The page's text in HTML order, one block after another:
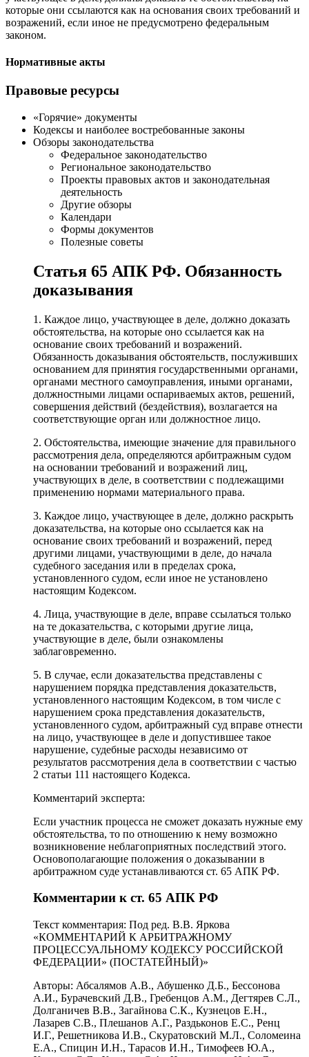
которые они ссылаются как на основания своих требований и
возражений, если иное не предусмотрено федеральным
законом.
Нормативные акты
Правовые ресурсы
«Горячие» документы
Кодексы и наиболее востребованные законы
Обзоры законодательства
Федеральное законодательство
Региональное законодательство
Проекты правовых актов и законодательная
деятельность
Другие обзоры
Календари
Формы документов
Полезные советы
Статья 65 АПК РФ. Обязанность
доказывания
1. Каждое лицо, участвующее в деле, должно доказать
обстоятельства, на которые оно ссылается как на
основание своих требований и возражений.
Обязанность доказывания обстоятельств, послуживших
основанием для принятия государственными органами,
органами местного самоуправления, иными органами,
должностными лицами оспариваемых актов, решений,
совершения действий (бездействия), возлагается на
соответствующие орган или должностное лицо.
2. Обстоятельства, имеющие значение для правильного
рассмотрения дела, определяются арбитражным судом
на основании требований и возражений лиц,
участвующих в деле, в соответствии с подлежащими
применению нормами материального права.
3. Каждое лицо, участвующее в деле, должно раскрыть
доказательства, на которые оно ссылается как на
основание своих требований и возражений, перед
другими лицами, участвующими в деле, до начала
судебного заседания или в пределах срока,
установленного судом, если иное не установлено
настоящим Кодексом.
4. Лица, участвующие в деле, вправе ссылаться только
на те доказательства, с которыми другие лица,
участвующие в деле, были ознакомлены
заблаговременно.
5. В случае, если доказательства представлены с
нарушением порядка представления доказательств,
установленного настоящим Кодексом, в том числе с
нарушением срока представления доказательств,
установленного судом, арбитражный суд вправе отнести
на лицо, участвующее в деле и допустившее такое
нарушение, судебные расходы независимо от
результатов рассмотрения дела в соответствии с частью
2 статьи 111 настоящего Кодекса.
Комментарий эксперта:
Если участник процесса не сможет доказать нужные ему
обстоятельства, то по отношению к нему возможно
возникновение неблагоприятных последствий этого.
Основополагающие положения о доказывании в
арбитражном суде устанавливаются ст. 65 АПК РФ.
Комментарии к ст. 65 АПК РФ
Текст комментария: Под ред. В.В. Яркова
«КОММЕНТАРИЙ К АРБИТРАЖНОМУ
ПРОЦЕССУАЛЬНОМУ КОДЕКСУ РОССИЙСКОЙ
ФЕДЕРАЦИИ» (ПОСТАТЕЙНЫЙ)»
Авторы: Абсалямов А.В., Абушенко Д.Б., Бессонова
А.И., Бурачевский Д.В., Гребенцов А.М., Дегтярев С.Л.,
Долганичев В.В., Загайнова С.К., Кузнецов Е.Н.,
Лазарев С.В., Плешанов А.Г., Раздьконов Е.С., Ренц
И.Г., Решетникова И.В., Скуратовский М.Л., Соломеина
Е.А., Спицин И.Н., Тарасов И.Н., Тимофеев Ю.А.,